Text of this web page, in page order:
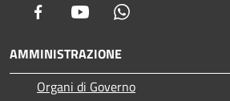
Facebook Youtube
AMMINISTRAZIONE
Organi di Governo